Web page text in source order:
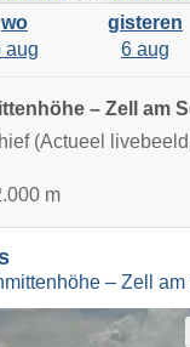
wo
aug
gisteren
6 aug
– Zell am
(Actueel
m
– Zell am